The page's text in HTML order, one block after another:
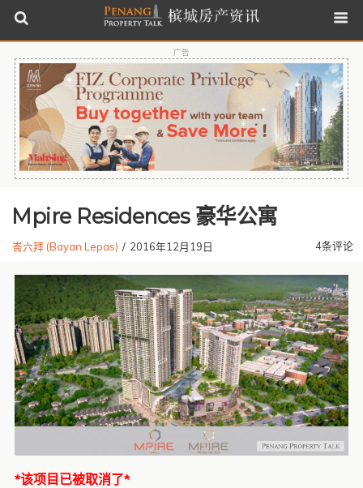
广告
Mpire Residences 豪华公寓
峇六拜 (Bayan Lepas) / 2016年12月19日 4条评论
*该项目已被取消了*